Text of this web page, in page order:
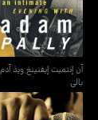
آن إنتميت إيفنينغ ويذ آدم
بالي